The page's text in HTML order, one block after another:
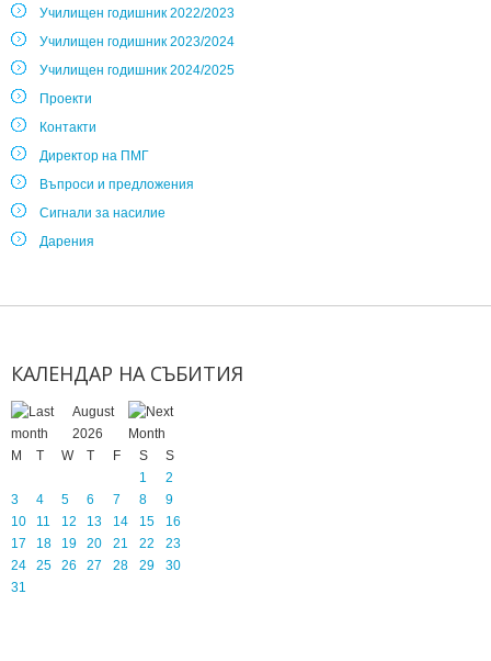
Училищен годишник 2022/2023
Училищен годишник 2023/2024
Училищен годишник 2024/2025
Проекти
Контакти
Директор на ПМГ
Въпроси и предложения
Сигнали за насилие
Дарения
КАЛЕНДАР НА СЪБИТИЯ
August
2026
M
T W T F S
S
1
2
3
4 5 6 7 8
9
10
11 12 13 14 15
16
17
18 19 20 21 22
23
24
25 26 27 28 29
30
31